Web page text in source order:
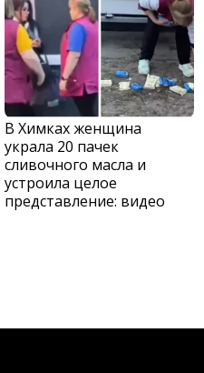
В Химках женщина
украла 20 пачек
сливочного масла и
устроила целое
представление: видео